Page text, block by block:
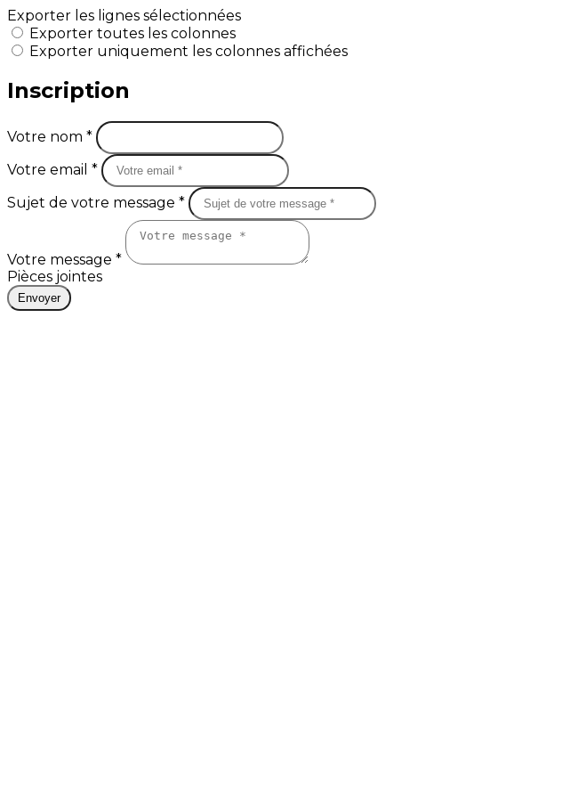
Exporter les lignes sélectionnées
Exporter toutes les colonnes
Exporter uniquement les colonnes affichées
Inscription
Votre nom *
Votre email *
Sujet de votre message *
Votre message *
Pièces jointes
Envoyer